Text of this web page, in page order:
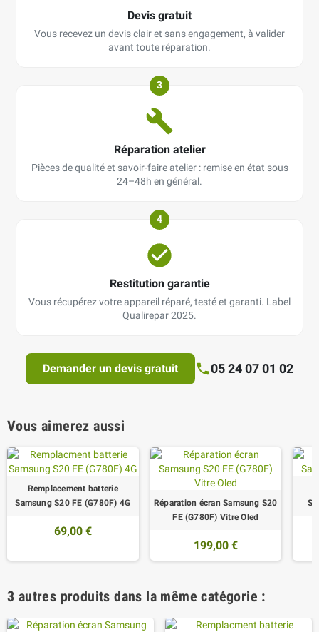
Devis gratuit
Vous recevez un devis clair et sans engagement, à valider
avant toute réparation.
3
Réparation atelier
Pièces de qualité et savoir-faire atelier : remise en état sous
24–48h en général.
4
Restitution garantie
Vous récupérez votre appareil réparé, testé et garanti. Label
Qualirepar 2025.
Demander un devis gratuit 05 24 07 01 02
Vous aimerez aussi
Remplacement batterie
Samsung S20 FE (G780F) 4G
69,00 €
Réparation écran Samsung S20
FE (G780F) Vitre Oled
199,00 €
3 autres produits dans la même catégorie :